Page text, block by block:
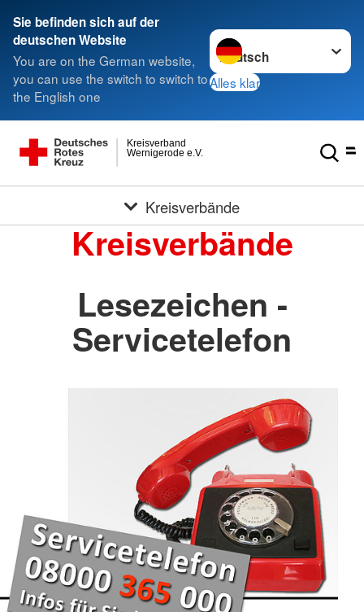
Sie befinden sich auf der
deutschen Website
You are on the German website,
you can use the switch to switch to
the English one
Sprache wechseln zu
Alles klar
Wernigerode e.V.
Kreisverband
Kreisverbände
Kreisverbände
Lesezeichen -
Servicetelefon